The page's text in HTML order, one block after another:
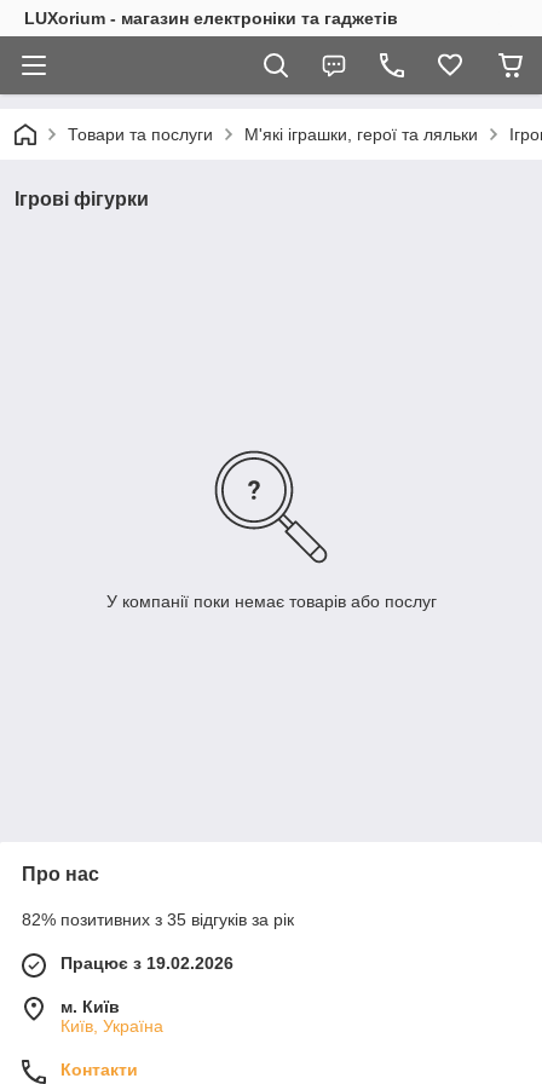
LUXorium - магазин електроніки та гаджетів
Товари та послуги М'які іграшки, герої та ляльки
Ігрові фігурки
У компанії поки немає товарів або послуг
Про нас
82% позитивних з 35 відгуків за рік
Працює з 19.02.2026
м. Київ
Київ, Україна
Контакти